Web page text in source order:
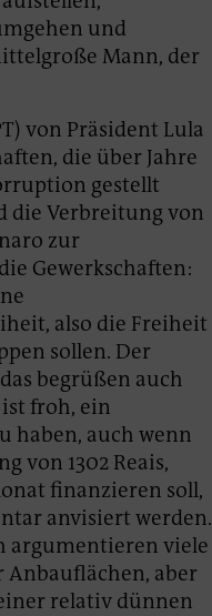
und
Mann, der
von Präsident Lula
die über Jahre
gestellt
die Verbreitung von
zur
Gewerkschaften:
also die Freiheit
sollen. Der
begrüßen auch
froh, ein
haben, auch wenn
von 1302 Reais,
finanzieren soll,
anvisiert werden.
argumentieren viele
Anbauflächen, aber
relativ dünnen